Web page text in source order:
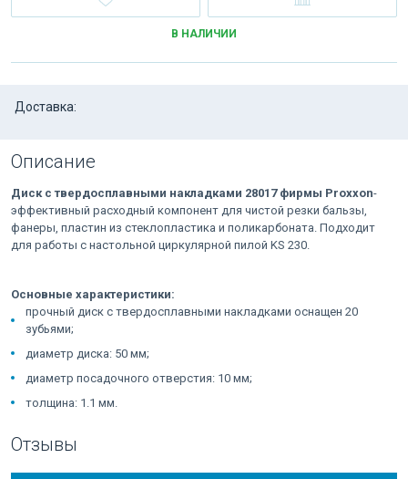
В НАЛИЧИИ
Доставка:
Описание
Диск с твердосплавными накладками 28017 фирмы Proxxon-
эффективный расходный компонент для чистой резки бальзы,
фанеры, пластин из стеклопластика и поликарбоната. Подходит
для работы с настольной циркулярной пилой KS 230.
Основные характеристики:
прочный диск с твердосплавными накладками оснащен 20
зубьями;
диаметр диска: 50 мм;
диаметр посадочного отверстия: 10 мм;
толщина: 1.1 мм.
Отзывы